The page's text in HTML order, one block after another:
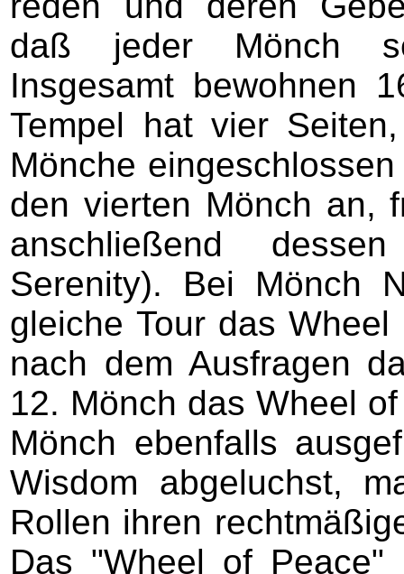
daß jeder Mönch
Insgesamt bewohnen
Tempel hat vier
Mönche
den vierten Mönch an,
anschließend
Serenity). Bei Mönch
gleiche Tour das
nach dem Ausfragen
12. Mönch das Wheel
Mönch ebenfalls
Wisdom abgeluchst,
Rollen ihren
Das "Wheel of